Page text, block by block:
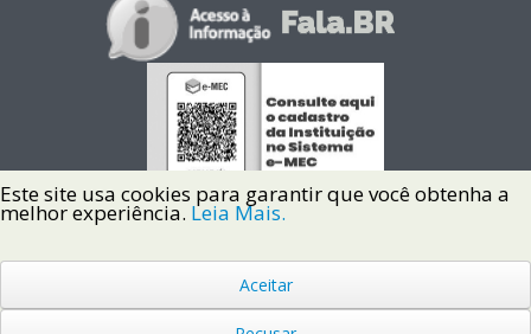
Copyright © 2022 Instituto Federal de Santa Catarina IFSC
Todos os Direitos Reservados.
Este site usa cookies para garantir que você obtenha a
melhor experiência. Leia Mais.
Aceitar